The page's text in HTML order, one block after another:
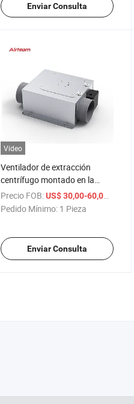
Enviar Consulta
Vídeo
Ventilador de extracción
centrífugo montado en la
pared residencial, salable, que
suministra aire fresco con
Precio FOB: US$ 30,00-60,00
Pedido Mínimo: 1 Pieza
Enviar Consulta